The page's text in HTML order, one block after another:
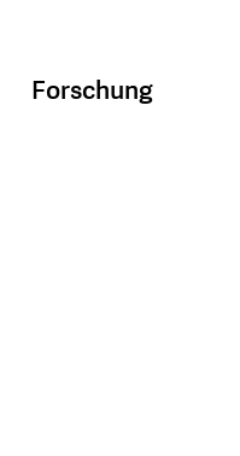
Forschung